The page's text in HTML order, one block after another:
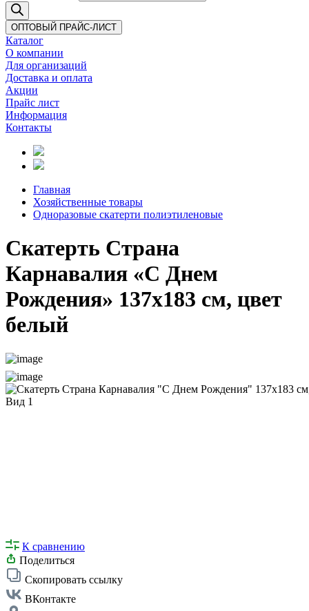
ОПТОВЫЙ ПРАЙС-ЛИСТ
Каталог
О компании
Для организаций
Доставка и оплата
Акции
Прайс лист
Информация
Контакты
Главная
Хозяйственные товары
Одноразовые скатерти полиэтиленовые
Скатерть Страна
Карнавалия «С Днем
Рождения» 137х183 см, цвет
белый
К сравнению
Поделиться
Скопировать ссылку
ВКонтакте